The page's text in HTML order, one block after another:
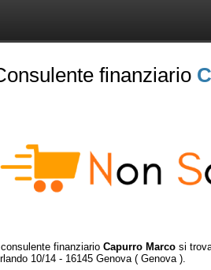
finanziario
finanziario Capurro Marco si
10/14 - 16145 Genova ( Genova ).